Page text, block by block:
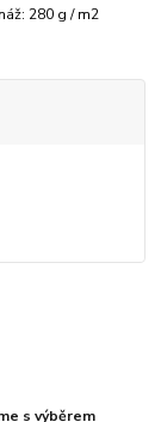
280 g / m2
s výběrem